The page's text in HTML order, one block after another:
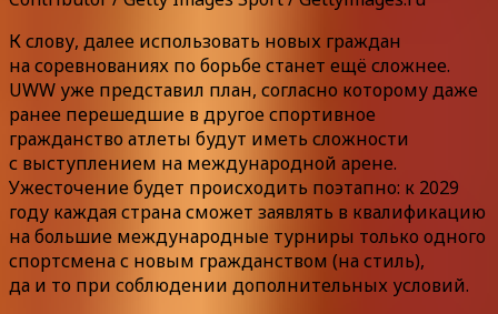
К слову, далее использовать новых граждан
на соревнованиях по борьбе станет ещё сложнее.
UWW уже представил план, согласно которому даже
ранее перешедшие в другое спортивное
гражданство атлеты будут иметь сложности
с выступлением на международной арене.
Ужесточение будет происходить поэтапно: к 2029
году каждая страна сможет заявлять в квалификацию
на большие международные турниры только одного
спортсмена с новым гражданством (на стиль),
да и то при соблюдении дополнительных условий.